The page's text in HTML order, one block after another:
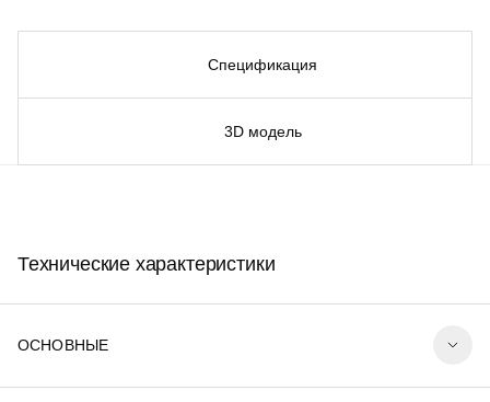
Спецификация
3D модель
Технические характеристики
ОСНОВНЫЕ